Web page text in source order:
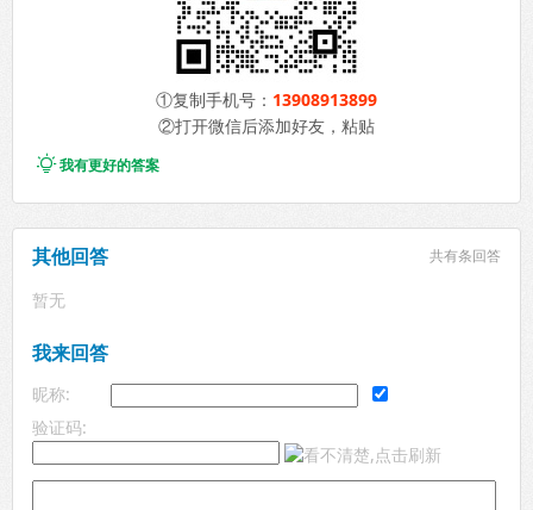
①复制手机号： 13908913899
②打开微信后添加好友，粘贴
我有更好的答案
其他回答 共有条回答
暂无
我来回答
昵称:
验证码: